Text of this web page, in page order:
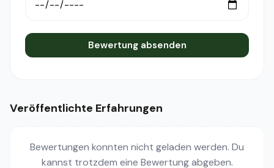
Bewertung absenden
Veröffentlichte Erfahrungen
Bewertungen konnten nicht geladen werden. Du
kannst trotzdem eine Bewertung abgeben.